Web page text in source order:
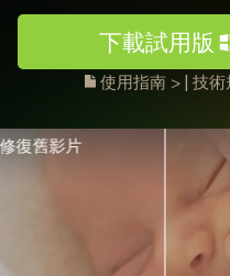
下載試用版
使用指南 > 技術